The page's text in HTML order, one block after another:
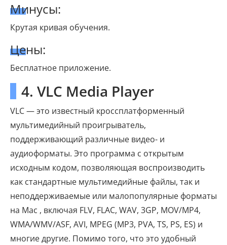
Минусы:
Крутая кривая обучения.
Цены:
Бесплатное приложение.
4. VLC Media Player
VLC — это известный кроссплатформенный
мультимедийный проигрыватель,
поддерживающий различные видео- и
аудиоформаты. Это программа с открытым
исходным кодом, позволяющая воспроизводить
как стандартные мультимедийные файлы, так и
неподдерживаемые или малопопулярные форматы
на Mac , включая FLV, FLAC, WAV, 3GP, MOV/MP4,
WMA/WMV/ASF, AVI, MPEG (MP3, PVA, TS, PS, ES) и
многие другие. Помимо того, что это удобный